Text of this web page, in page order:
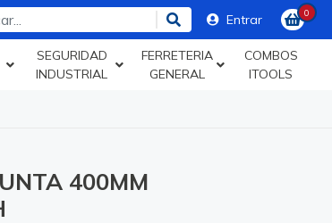
Entrar 0
SEGURIDAD
INDUSTRIAL
FERRETERIA
GENERAL
COMBOS
ITOOLS
400MM